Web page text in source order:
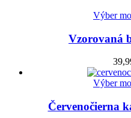
Výber
Vzorovaná
Výber
Červenočierna